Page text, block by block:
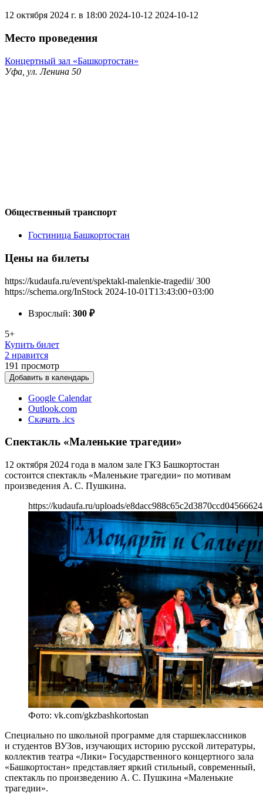
12 октября 2024 г. в 18:00 2024-10-12 2024-10-12
Место проведения
Концертный зал «Башкортостан»
Уфа, ул. Ленина 50
Общественный транспорт
Гостиница Башкортостан
Цены на билеты
https://kudaufa.ru/event/spektakl-malenkie-tragedii/ 300
https://schema.org/InStock 2024-10-01T13:43:00+03:00
Взрослый: 300 ₽
5+
Купить билет
2 нравится
191 просмотр
Добавить в календарь
Google Calendar
Outlook.com
Скачать .ics
Спектакль «Маленькие трагедии»
12 октября 2024 года в малом зале ГКЗ Башкортостан
состоится спектакль «Маленькие трагедии» по мотивам
произведения А. С. Пушкина.
https://kudaufa.ru/uploads/
Фото: vk.com/gkzbashkortostan
Специально по школьной программе для старшеклассников
и студентов ВУЗов, изучающих историю русской литературы,
коллектив театра «Лики» Государственного концертного зала
«Башкортостан» представляет яркий стильный, современный,
спектакль по произведению А. С. Пушкина «Маленькие
трагедии».